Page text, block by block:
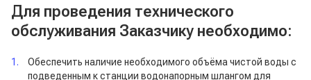
Для проведения технического
обслуживания Заказчику необходимо:
Обеспечить наличие необходимого объёма чистой воды с
подведенным к станции водонапорным шлангом для